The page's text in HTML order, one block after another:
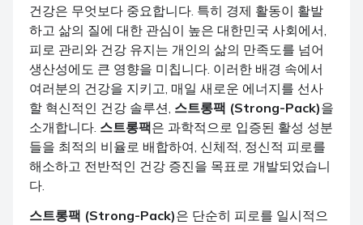
건강은 무엇보다 중요합니다. 특히 경제 활동이 활발
하고 삶의 질에 대한 관심이 높은 대한민국 사회에서,
피로 관리와 건강 유지는 개인의 삶의 만족도를 넘어
생산성에도 큰 영향을 미칩니다. 이러한 배경 속에서
여러분의 건강을 지키고, 매일 새로운 에너지를 선사
할 혁신적인 건강 솔루션, 스트롱팩 (Strong-Pack)을
소개합니다. 스트롱팩은 과학적으로 입증된 활성 성분
들을 최적의 비율로 배합하여, 신체적, 정신적 피로를
해소하고 전반적인 건강 증진을 목표로 개발되었습니
다.
스트롱팩 (Strong-Pack)은 단순히 피로를 일시적으